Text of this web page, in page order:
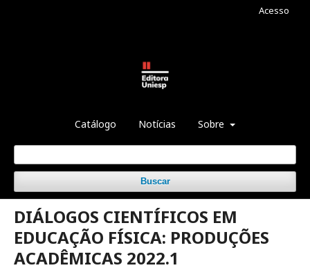
Catálogo Notícias Sobre
Buscar
Acesso
DIÁLOGOS CIENTÍFICOS EM
EDUCAÇÃO FÍSICA: PRODUÇÕES
ACADÊMICAS 2022.1